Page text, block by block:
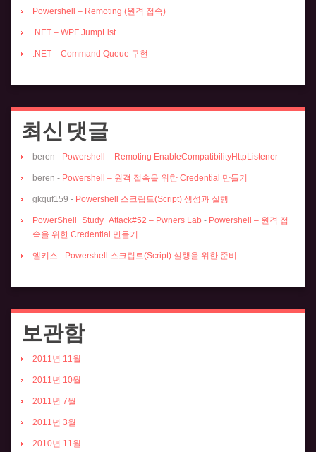
Powershell – Remoting (원격 접속)
.NET – WPF JumpList
.NET – Command Queue 구현
최신 댓글
beren - Powershell – Remoting EnableCompatibilityHttpListener
beren - Powershell – 원격 접속을 위한 Credential 만들기
gkquf159 - Powershell 스크립트(Script) 생성과 실행
PowerShell_Study_Attack#52 – Pwners Lab - Powershell – 원격 접
속을 위한 Credential 만들기
엘키스 - Powershell 스크립트(Script) 실행을 위한 준비
보관함
2011년 11월
2011년 10월
2011년 7월
2011년 3월
2010년 11월